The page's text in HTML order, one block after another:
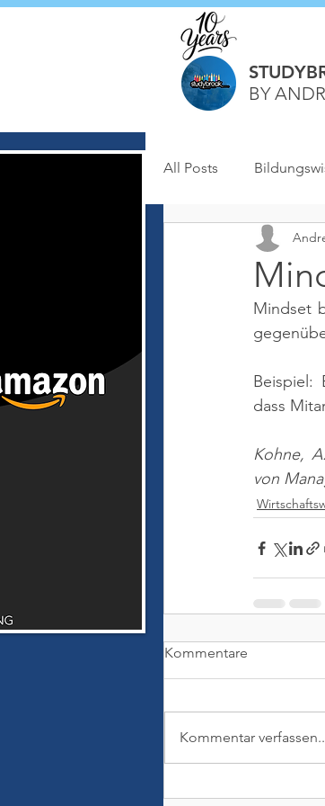
BY
All Posts
Mindset
Beispiel:
dass
Kohne,
von
Kommentare
Kommentar